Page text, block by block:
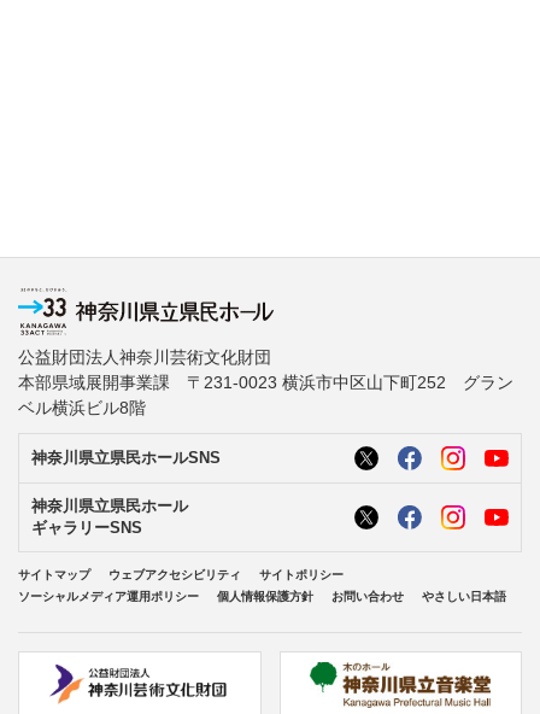
公益財団法人神奈川芸術文化財団
本部県域展開事業課 〒231-0023 横浜市中区山下町252 グラン
ベル横浜ビル8階
神奈川県立県民ホールSNS
神奈川県立県民ホール
ギャラリーSNS
サイトマップ ウェブアクセシビリティ
サイトポリシー
ソーシャルメディア運用ポリシー
個人情報保護方針 お問い合わせ やさしい日本語